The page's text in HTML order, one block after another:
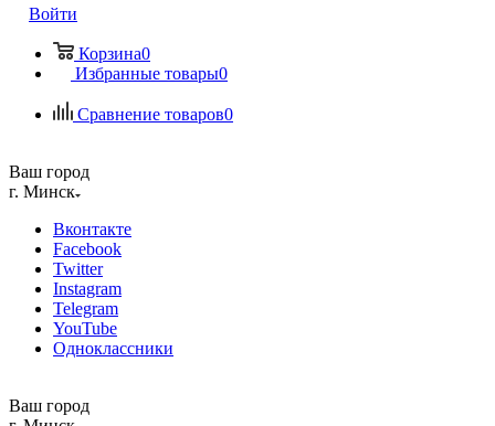
Войти
Корзина0
Избранные товары0
Сравнение товаров0
Ваш город
г. Минск
Вконтакте
Facebook
Twitter
Instagram
Telegram
YouTube
Одноклассники
Ваш город